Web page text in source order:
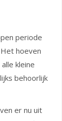
periode
hoeven
kleine
behoorlijk
er nu uit